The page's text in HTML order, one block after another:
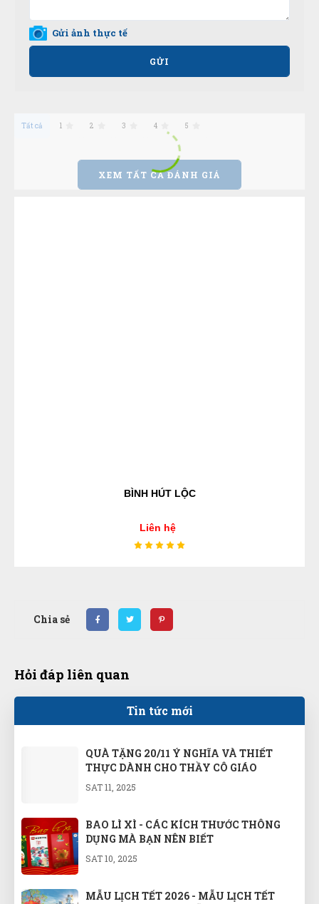
Gửi ảnh thực tế
GỬI
Tất cả 1 2 3 4 5
XEM TẤT CẢ ĐÁNH GIÁ
BÌNH HÚT LỘC
Liên hệ
Chia sẻ
Hỏi đáp liên quan
Tin tức mới
QUÀ TẶNG 20/11 Ý NGHĨA VÀ THIẾT
THỰC DÀNH CHO THẦY CÔ GIÁO
SAT 11, 2025
BAO LÌ XÌ - CÁC KÍCH THƯỚC THÔNG
DỤNG MÀ BẠN NÊN BIẾT
SAT 10, 2025
MẪU LỊCH TẾT 2026 - MẪU LỊCH TẾT